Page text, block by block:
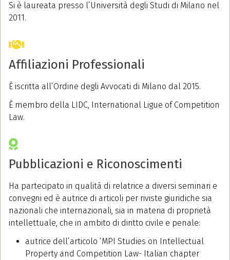
Si è laureata presso l’Università degli Studi di Milano nel
2011.
Affiliazioni Professionali
È iscritta all’Ordine degli Avvocati di Milano dal 2015.
È membro della LIDC, International Ligue of Competition
Law.
Pubblicazioni e Riconoscimenti
Ha partecipato in qualità di relatrice a diversi seminari e
convegni ed è autrice di articoli per riviste giuridiche sia
nazionali che internazionali, sia in materia di proprietà
intellettuale, che in ambito di diritto civile e penale:
autrice dell’articolo ‘MPI Studies on Intellectual
Property and Competition Law- Italian chapter